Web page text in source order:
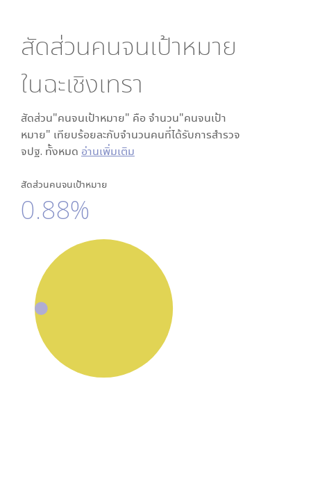
สัดส่วนคนจนเป้าหมาย
ในฉะเชิงเทรา
สัดส่วน"คนจนเป้าหมาย" คือ จำนวน"คนจนเป้า
หมาย" เทียบร้อยละกับจำนวนคนที่ได้รับการสำรวจ
จปฐ. ทั้งหมด อ่านเพิ่มเติม
สัดส่วนคนจนเป้าหมาย
0.88%